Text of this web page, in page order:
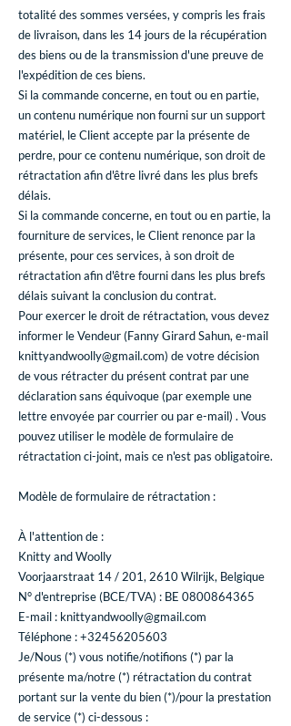
totalité des sommes versées, y compris les frais
de livraison, dans les 14 jours de la récupération
des biens ou de la transmission d'une preuve de
l'expédition de ces biens.
Si la commande concerne, en tout ou en partie,
un contenu numérique non fourni sur un support
matériel, le Client accepte par la présente de
perdre, pour ce contenu numérique, son droit de
rétractation afin d'être livré dans les plus brefs
délais.
Si la commande concerne, en tout ou en partie, la
fourniture de services, le Client renonce par la
présente, pour ces services, à son droit de
rétractation afin d'être fourni dans les plus brefs
délais suivant la conclusion du contrat.
Pour exercer le droit de rétractation, vous devez
informer le Vendeur (Fanny Girard Sahun, e-mail
knittyandwoolly@gmail.com) de votre décision
de vous rétracter du présent contrat par une
déclaration sans équivoque (par exemple une
lettre envoyée par courrier ou par e-mail) . Vous
pouvez utiliser le modèle de formulaire de
rétractation ci-joint, mais ce n'est pas obligatoire.
Modèle de formulaire de rétractation :
À l'attention de :
Knitty and Woolly
Voorjaarstraat 14 / 201, 2610 Wilrijk, Belgique
N° d'entreprise (BCE/TVA) : BE 0800864365
E-mail : knittyandwoolly@gmail.com
Téléphone :+32456205603
Je/Nous (*) vous notifie/notifions (*) par la
présente ma/notre (*) rétractation du contrat
portant sur la vente du bien (*)/pour la prestation
de service (*) ci-dessous :